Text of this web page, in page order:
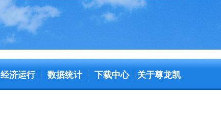
经济运行 数据统计 下载中心 关于尊龙凯